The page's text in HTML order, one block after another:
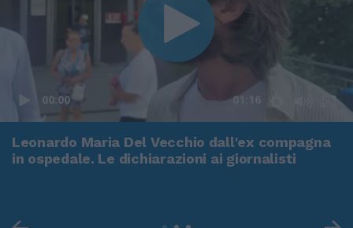
00:00 01:16
Leonardo Maria Del Vecchio dall'ex compagna
in ospedale. Le dichiarazioni ai giornalisti